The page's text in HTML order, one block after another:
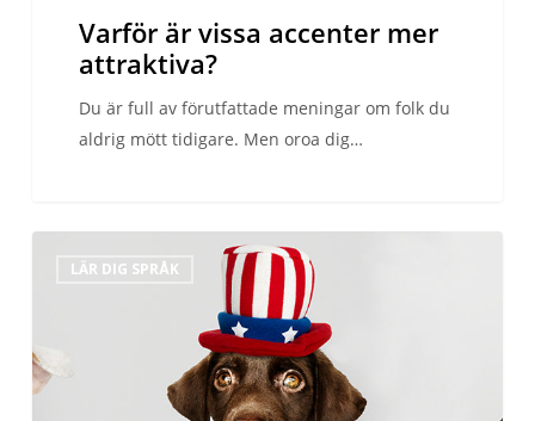
Varför är vissa accenter mer
attraktiva?
Du är full av förutfattade meningar om folk du
aldrig mött tidigare. Men oroa dig…
ut
som
LÄR DIG SPRÅK